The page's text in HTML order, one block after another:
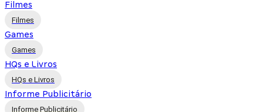
Filmes
Filmes
Games
Games
HQs e Livros
HQs e Livros
Informe Publicitário
Informe Publicitário